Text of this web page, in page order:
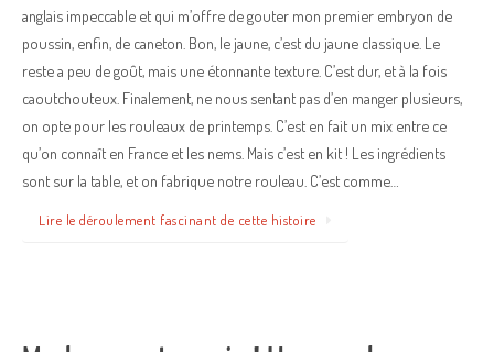
anglais impeccable et qui m’offre de gouter mon premier embryon de
poussin, enfin, de caneton. Bon, le jaune, c’est du jaune classique. Le
reste a peu de goût, mais une étonnante texture. C’est dur, et à la fois
caoutchouteux. Finalement, ne nous sentant pas d’en manger plusieurs,
on opte pour les rouleaux de printemps. C’est en fait un mix entre ce
qu’on connaît en France et les nems. Mais c’est en kit ! Les ingrédients
sont sur la table, et on fabrique notre rouleau. C’est comme…
Lire le déroulement fascinant de cette histoire